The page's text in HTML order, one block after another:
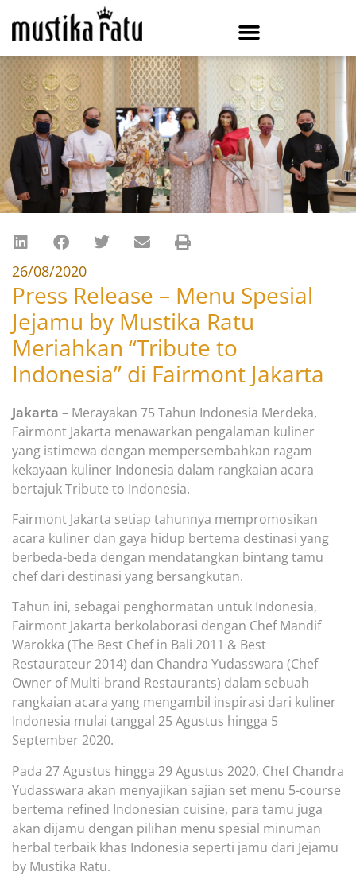
26/08/2020
Press Release – Menu Spesial
Jejamu by Mustika Ratu
Meriahkan “Tribute to
Indonesia” di Fairmont Jakarta
Jakarta – Merayakan 75 Tahun Indonesia Merdeka,
Fairmont Jakarta menawarkan pengalaman kuliner
yang istimewa dengan mempersembahkan ragam
kekayaan kuliner Indonesia dalam rangkaian acara
bertajuk Tribute to Indonesia.
Fairmont Jakarta setiap tahunnya mempromosikan
acara kuliner dan gaya hidup bertema destinasi yang
berbeda-beda dengan mendatangkan bintang tamu
chef dari destinasi yang bersangkutan.
Tahun ini, sebagai penghormatan untuk Indonesia,
Fairmont Jakarta berkolaborasi dengan ChefMandif
Warokka (The Best Chef in Bali 2011 & Best
Restaurateur 2014) dan Chandra Yudasswara (Chef
Owner of Multi-brand Restaurants) dalam sebuah
rangkaian acara yang mengambil inspirasi dari kuliner
Indonesia mulai tanggal 25 Agustus hingga 5
September 2020.
Pada 27Agustus hingga 29 Agustus 2020, Chef Chandra
Yudasswara akan menyajikan sajian set menu 5-course
bertema refined Indonesian cuisine, para tamu juga
akan dijamu dengan pilihan menu spesial minuman
herbal terbaik khas Indonesia seperti jamu dari Jejamu
by Mustika Ratu.